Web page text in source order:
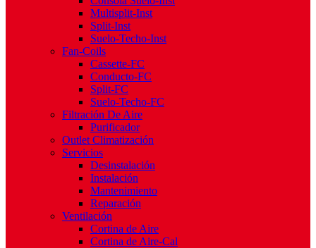
Multisplit-Inst
Split-Inst
Suelo-Techo-Inst
Fan-Coils
Cassette-FC
Conducto-FC
Split-FC
Suelo-Techo-FC
Filtración De Aire
Purificador
Outlet Climatización
Servicios
Desinstalación
Instalación
Mantenimiento
Reparación
Ventilación
Cortina de Aire
Cortina de Aire-Cal